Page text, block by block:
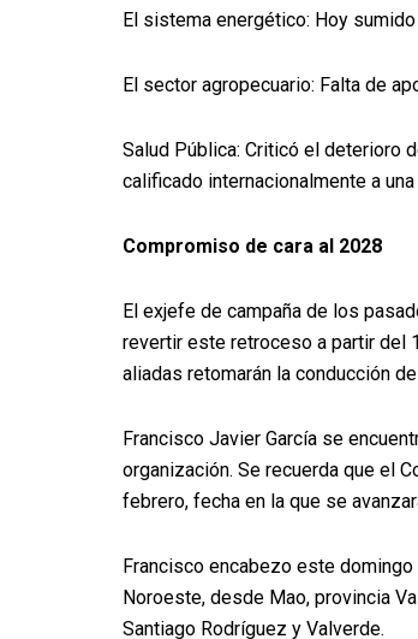
El sistema energético: Hoy
El sector agropecuario: Falta de
Salud Pública: Criticó el deterioro
calificado internacionalmente a
Compromiso de cara al 2028
El exjefe de campaña de los
revertir este retroceso a partir del
aliadas retomarán la conducción
Francisco Javier García se
organización. Se recuerda que el
febrero, fecha en la que se
Francisco encabezo este
Noroeste, desde Mao, provincia
Santiago Rodríguez y Valverde.